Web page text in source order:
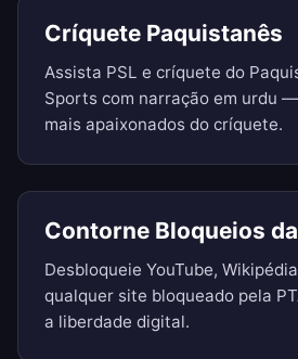
Críquete Paquistanês
Assista PSL e críquete do
Sports com narração em urdu
mais apaixonados do críquete.
Contorne Bloqueios
Desbloqueie YouTube,
qualquer site bloqueado pela
a liberdade digital.